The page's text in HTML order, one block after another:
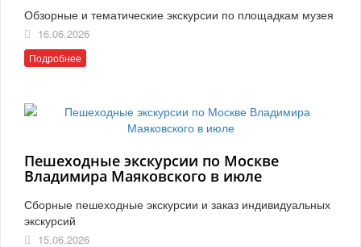
Обзорные и тематические экскурсии по площадкам музея
16.06.2026
Подробнее
Пешеходные экскурсии по Москве
Владимира Маяковского в июле
Сборные пешеходные экскурсии и заказ индивидуальных
экскурсий
15.06.2026